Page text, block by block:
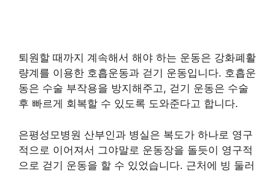
퇴원할 때까지 계속해서 해야 하는 운동은 강화폐활
량계를 이용한 호흡운동과 걷기 운동입니다. 호흡운
동은 수술 부작용을 방지해주고, 걷기 운동은 수술
후 빠르게 회복할 수 있도록 도와준다고 합니다.
은평성모병원 산부인과 병실은 복도가 하나로 영구
적으로 이어져서 그야말로 운동장을 돌듯이 영구적
으로 걷기 운동을 할 수 있었습니다. 근처에 빙 둘러